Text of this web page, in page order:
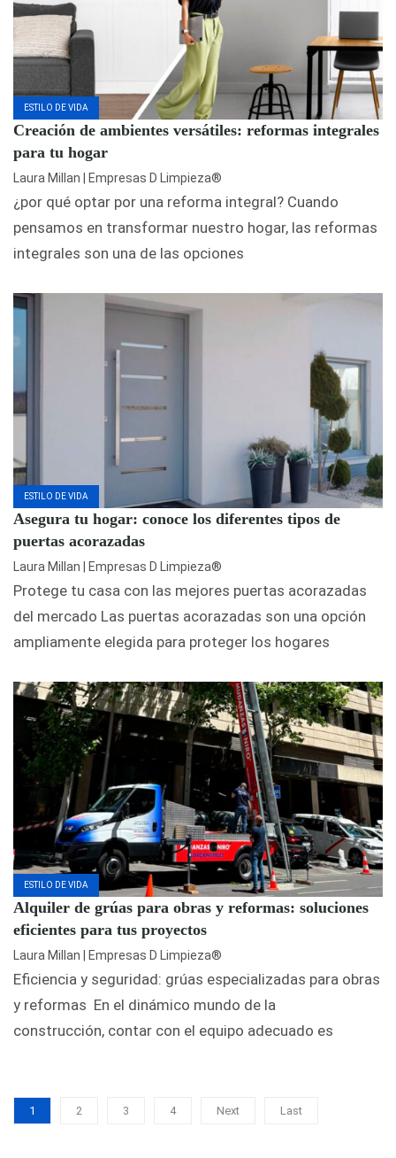
ESTILO DE VIDA
Creación de ambientes versátiles: reformas integrales
para tu hogar
Laura Millan | Empresas D Limpieza®
¿por qué optar por una reforma integral? Cuando
pensamos en transformar nuestro hogar, las reformas
integrales son una de las opciones
ESTILO DE VIDA
Asegura tu hogar: conoce los diferentes tipos de
puertas acorazadas
Laura Millan | Empresas D Limpieza®
Protege tu casa con las mejores puertas acorazadas
del mercado Las puertas acorazadas son una opción
ampliamente elegida para proteger los hogares
ESTILO DE VIDA
Alquiler de grúas para obras y reformas: soluciones
eficientes para tus proyectos
Laura Millan | Empresas D Limpieza®
Eficiencia y seguridad: grúas especializadas para obras
y reformas En el dinámico mundo de la
construcción, contar con el equipo adecuado es
1 2 3 4 Next Last